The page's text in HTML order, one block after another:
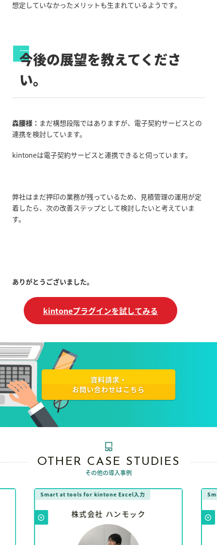
想定していなかったメリットも生まれているようです。
今後の展望を教えてくださ
い。
森腰様： まだ構想段階ではありますが、電子契約サービスとの
連携を検討しています。
kintoneは電子契約サービスと連携できると伺っています。
弊社はまだ押印の業務が残っているため、見積管理の運用が定
着したら、次の改善ステップとして検討したいと考えていま
す。
ありがとうございました。
kintoneプラグインを試してみる
資料請求・
お問い合わせはこちら
OTHER CASE STUDIES
その他の導入事例
Smart at tools for kintone Excel入力
株式会社 ハンモック